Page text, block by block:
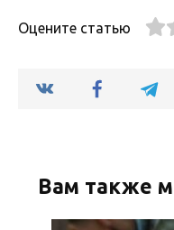
Оцените статью
Вам также